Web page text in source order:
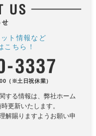
ト情報など
こちら！
（※土日祝休業）
する情報は、 弊社ホーム
更新いたします。
解賜りますようお願い申